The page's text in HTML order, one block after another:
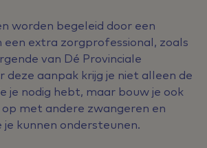
worden begeleid door een
een extra zorgprofessional, zoals
van Dé Provinciale
deze aanpak krijg je niet alleen de
je nodig hebt, maar bouw je ook
met andere zwangeren en
je kunnen ondersteunen.